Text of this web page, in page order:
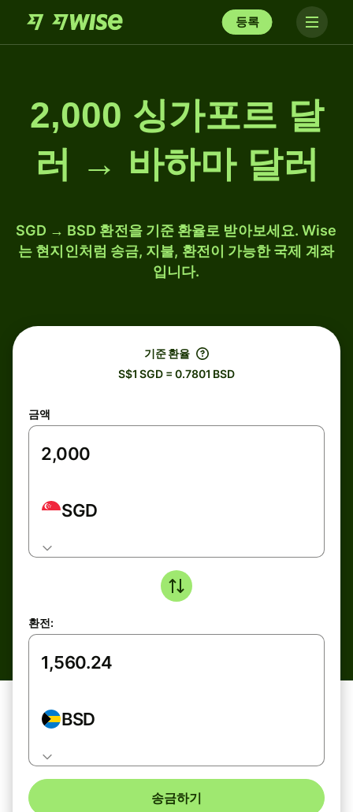
등록
2,000 싱가포르 달
러 → 바하마 달러
SGD → BSD 환전을 기준 환율로 받아보세요. Wise
는 현지인처럼 송금, 지불, 환전이 가능한 국제 계좌
입니다.
기준 환율
S$1 SGD = 0.7801 BSD
금액
SGD
환전:
BSD
송금하기